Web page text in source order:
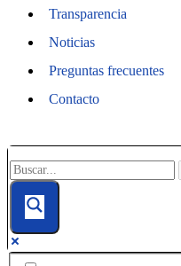
Transparencia
Noticias
Preguntas frecuentes
Contacto